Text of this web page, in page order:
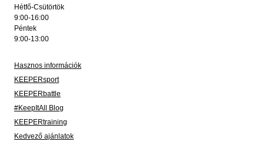
Hétfő-Csütörtök
9:00-16:00
Péntek
9:00-13:00
Hasznos információk
KEEPERsport
KEEPERbattle
#KeepItAll Blog
KEEPERtraining
Kedvező ajánlatok